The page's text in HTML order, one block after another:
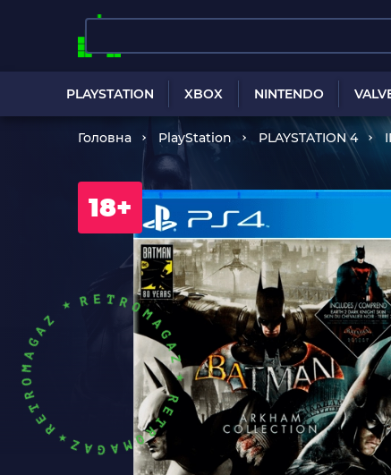
PLAYSTATION XBOX NINTENDO
Головна PlayStation PLAYSTATION 4
18+